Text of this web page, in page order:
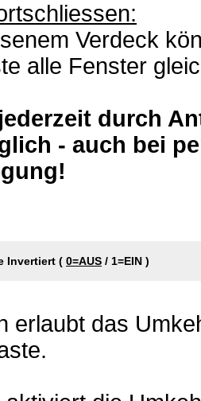
Verdeck
alle Fenster
durch
- auch bei
Invertiert ( 0=AUS / 1=EIN )
erlaubt das